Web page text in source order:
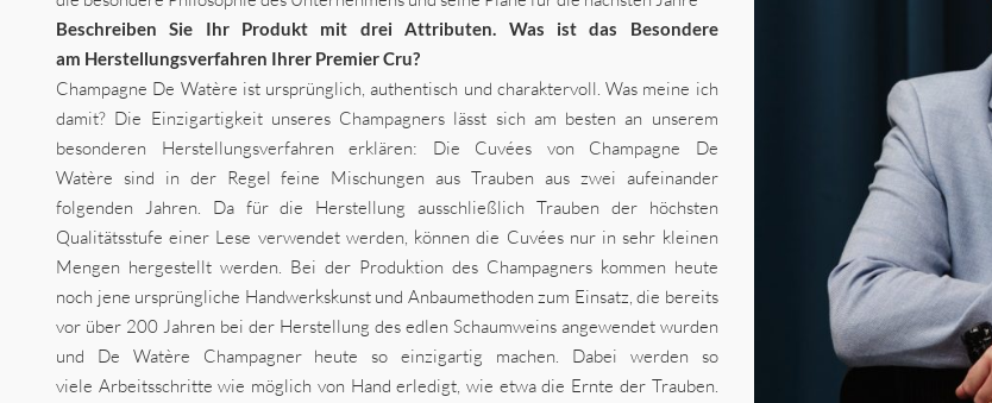
Beschreiben Sie Ihr Produkt mit drei Attributen. Was ist das Besondere
am Herstellungsverfahren Ihrer Premier Cru?
Champagne De Watère ist ursprünglich, authentisch und charaktervoll. Was meine ich
damit? Die Einzigartigkeit unseres Champagners lässt sich am besten an unserem
besonderen Herstellungsverfahren erklären: Die Cuvées von Champagne De
Watère sind in der Regel feine Mischungen aus Trauben aus zwei aufeinander
folgenden Jahren. Da für die Herstellung ausschließlich Trauben der höchsten
Qualitätsstufe einer Lese verwendet werden, können die Cuvées nur in sehr kleinen
Mengen hergestellt werden. Bei der Produktion des Champagners kommen heute
noch jene ursprüngliche Handwerkskunst und Anbaumethoden zum Einsatz, die bereits
vor über 200 Jahren bei der Herstellung des edlen Schaumweins angewendet wurden
und De Watère Champagner heute so einzigartig machen. Dabei werden so
viele Arbeitsschritte wie möglich von Hand erledigt, wie etwa die Ernte der Trauben.